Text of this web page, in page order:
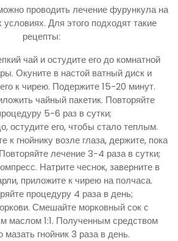
проводить лечение фурункула на
Для этого подходят такие
рецепты:
чай и остудите его до комнатной
Окуните в настой ватный диск и
к чирею. Подержите 15-20 минут.
чайный пакетик. Повторяйте
5-6 раз в сутки;
остудите его, чтобы стало теплым.
к гнойнику возле глаза, держите, пока
лечение 3-4 раза в сутки;
Натрите чеснок, заверните в
приложите к чирею на полчаса.
процедуру 4 раза в день;
Смешайте морковный сок с
маслом 1:1. Полученным средством
мазать гнойник 3 раза в день.